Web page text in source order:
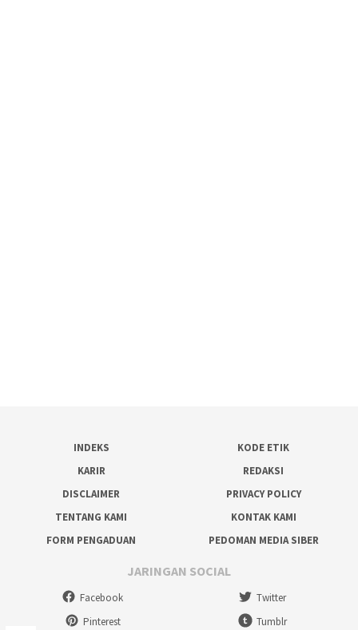
INDEKS
KODE ETIK
KARIR
REDAKSI
DISCLAIMER
PRIVACY POLICY
TENTANG KAMI
KONTAK KAMI
FORM PENGADUAN
PEDOMAN MEDIA SIBER
JARINGAN SOCIAL
Facebook
Twitter
Pinterest
Tumblr